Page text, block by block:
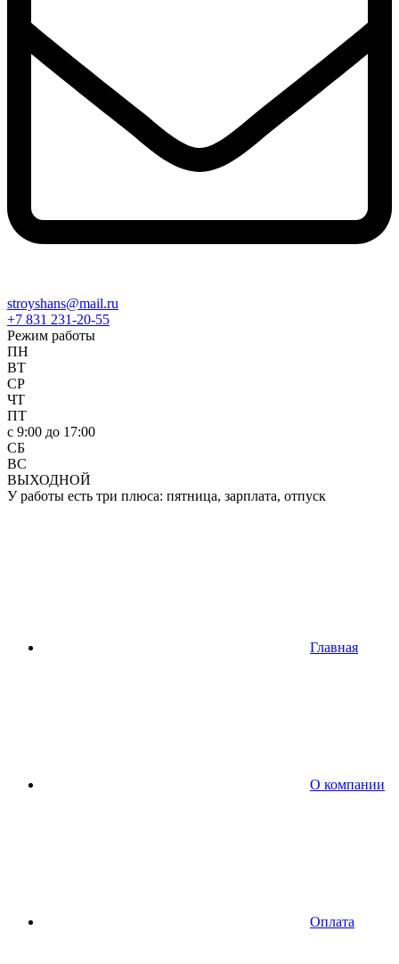
stroyshans@mail.ru
+7 831 231-20-55
Режим работы
ПН
ВТ
СР
ЧТ
ПТ
c 9:00 до 17:00
СБ
ВС
ВЫХОДНОЙ
У работы есть три плюса: пятница, зарплата, отпуск
Главная
О компании
Оплата